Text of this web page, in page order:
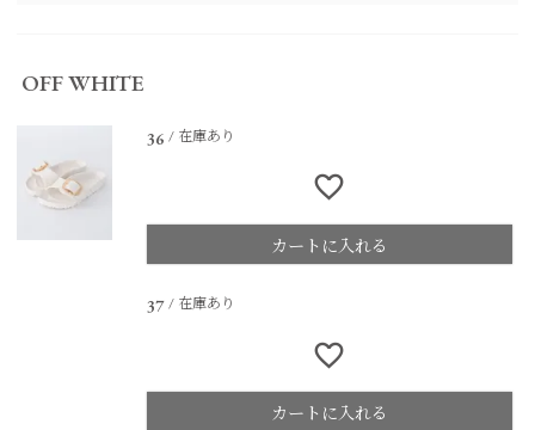
OFF WHITE
36 在庫あり
カートに入れる
37 在庫あり
カートに入れる